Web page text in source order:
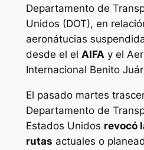
Departamento de
Unidos (DOT), en
aeronátucias
desde el el AIFAy el
Internacional Benito
El pasado martes
Departamento de
Estados Unidos revocó
rutas actuales o